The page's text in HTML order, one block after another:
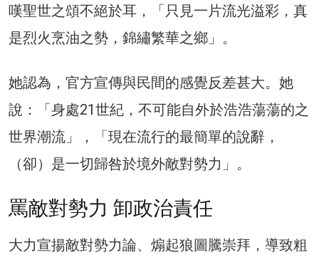
嘆聖世之頌不絕於耳，「只見一片流光溢彩，真
是烈火烹油之勢，錦繡繁華之鄉」。
她認為，官方宣傳與民間的感覺反差甚大。她
說：「身處21世紀，不可能自外於浩浩蕩蕩的之
世界潮流」，「現在流行的最簡單的說辭，
（卻）是一切歸咎於境外敵對勢力」。
罵敵對勢力 卸政治責任
大力宣揚敵對勢力論、煽起狼圖騰崇拜，導致粗